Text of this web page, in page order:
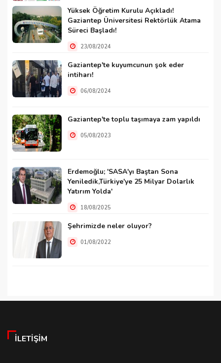
Yüksek Öğretim Kurulu Açıkladı!
Gaziantep Üniversitesi Rektörlük Atama
Süreci Başladı!
23/08/2024
Gaziantep'te kuyumcunun şok eder
intiharı!
06/08/2024
Gaziantep'te toplu taşımaya zam yapıldı
05/08/2023
Erdemoğlu; 'SASA'yı Baştan Sona
Yeniledik,Türkiye'ye 25 Milyar Dolarlık
Yatırım Yolda'
18/08/2025
Şehrimizde neler oluyor?
01/08/2022
İLETIŞIM